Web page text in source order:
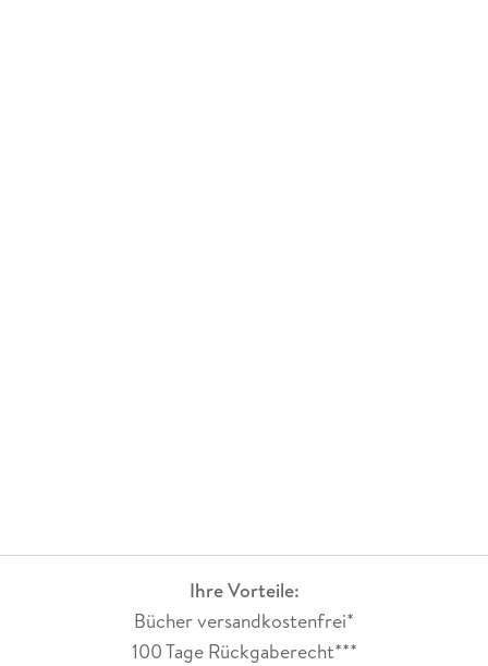
Ihre Vorteile:
Bücher versandkostenfrei*
100 Tage Rückgaberecht***